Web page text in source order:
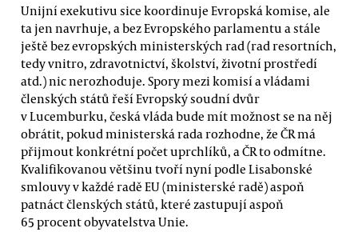
Unijní exekutivu sice koordinuje Evropská komise, ale
ta jen navrhuje, a bez Evropského parlamentu a stále
ještě bez evropských ministerských rad (rad resortních,
tedy vnitro, zdravotnictví, školství, životní prostředí
atd.) nic nerozhoduje. Spory mezi komisí a vládami
členských států řeší Evropský soudní dvůr
v Lucemburku, česká vláda bude mít možnost se na něj
obrátit, pokud ministerská rada rozhodne, že ČR má
přijmout konkrétní počet uprchlíků, a ČR to odmítne.
Kvalifikovanou většinu tvoří nyní podle Lisabonské
smlouvy v každé radě EU (ministerské radě) aspoň
patnáct členských států, které zastupují aspoň
65 procent obyvatelstva Unie.